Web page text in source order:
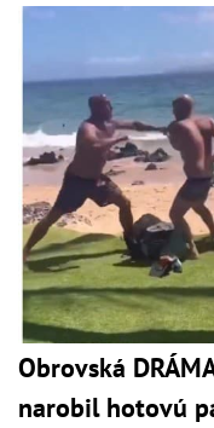
Obrovská
narobil hotovú